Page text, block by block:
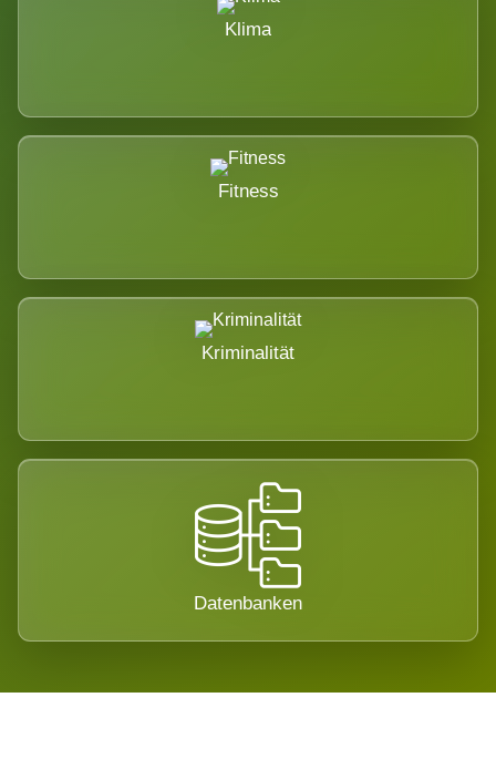
Klima
Fitness
Kriminalität
Datenbanken